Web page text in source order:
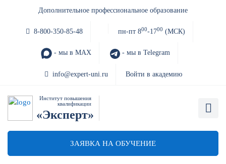
Дополнительное профессиональное образование
8-800-350-85-48 пн-пт 800-1700 (МСК)
- мы в MAX - мы в Telegram
info@expert-uni.ru Войти в академию
Институт повышения
квалификации
«Эксперт»
ЗАЯВКА НА ОБУЧЕНИЕ